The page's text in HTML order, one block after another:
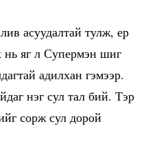
асуудалтай тулж, ер
нь яг л Супермэн шиг
адилхан гэмээр.
нэг сул тал бий. Тэр
сорж сул дорой